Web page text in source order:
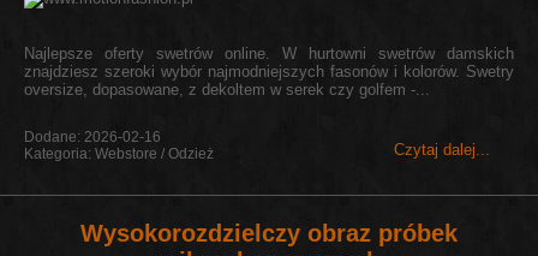
Najlepsze oferty swetrów online. W hurtowni swetrów damskich
znajdziesz szeroki wybór najmodniejszych fasonów i kolorów. Swetry
oversize, dopasowane, z dekoltem w serek czy golfem -...
Czytaj dalej...
Dodane: 2026-02-16
Kategoria: Webstore / Odzież
Wysokorozdzielczy obraz próbek